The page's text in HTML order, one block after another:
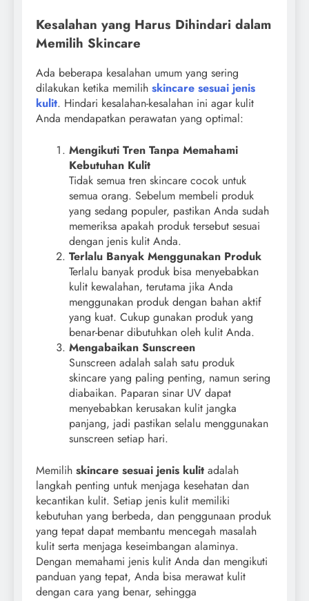
Kesalahan yang Harus Dihindari dalam
Memilih Skincare
Ada beberapa kesalahan umum yang sering
dilakukan ketika memilih skincare sesuai jenis
kulit. Hindari kesalahan-kesalahan ini agar kulit
Anda mendapatkan perawatan yang optimal:
Mengikuti Tren Tanpa Memahami
Kebutuhan Kulit
Tidak semua tren skincare cocok untuk
semua orang. Sebelum membeli produk
yang sedang populer, pastikan Anda sudah
memeriksa apakah produk tersebut sesuai
dengan jenis kulit Anda.
Terlalu Banyak Menggunakan Produk
Terlalu banyak produk bisa menyebabkan
kulit kewalahan, terutama jika Anda
menggunakan produk dengan bahan aktif
yang kuat. Cukup gunakan produk yang
benar-benar dibutuhkan oleh kulit Anda.
Mengabaikan Sunscreen
Sunscreen adalah salah satu produk
skincare yang paling penting, namun sering
diabaikan. Paparan sinar UV dapat
menyebabkan kerusakan kulit jangka
panjang, jadi pastikan selalu menggunakan
sunscreen setiap hari.
Memilih skincare sesuai jenis kulit adalah
langkah penting untuk menjaga kesehatan dan
kecantikan kulit. Setiap jenis kulit memiliki
kebutuhan yang berbeda, dan penggunaan produk
yang tepat dapat membantu mencegah masalah
kulit serta menjaga keseimbangan alaminya.
Dengan memahami jenis kulit Anda dan mengikuti
panduan yang tepat, Anda bisa merawat kulit
dengan cara yang benar, sehingga